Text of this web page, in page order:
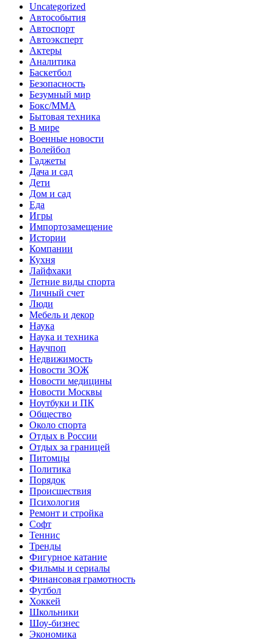
Uncategorized
Автособытия
Автоспорт
Автоэксперт
Актеры
Аналитика
Баскетбол
Безопасность
Безумный мир
Бокс/MMA
Бытовая техника
В мире
Военные новости
Волейбол
Гаджеты
Дача и сад
Дети
Дом и сад
Еда
Игры
Импортозамещение
Истории
Компании
Кухня
Лайфхаки
Летние виды спорта
Личный счет
Люди
Мебель и декор
Наука
Наука и техника
Научпоп
Недвижимость
Новости ЗОЖ
Новости медицины
Новости Москвы
Ноутбуки и ПК
Общество
Около спорта
Отдых в России
Отдых за границей
Питомцы
Политика
Порядок
Происшествия
Психология
Ремонт и стройка
Софт
Теннис
Тренды
Фигурное катание
Фильмы и сериалы
Финансовая грамотность
Футбол
Хоккей
Школьники
Шоу-бизнес
Экономика